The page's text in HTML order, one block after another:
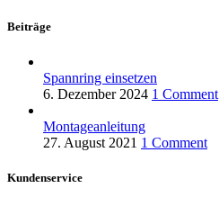
Beiträge
Spannring einsetzen
6. Dezember 2024 1 Comment
Montageanleitung
27. August 2021 1 Comment
Kundenservice